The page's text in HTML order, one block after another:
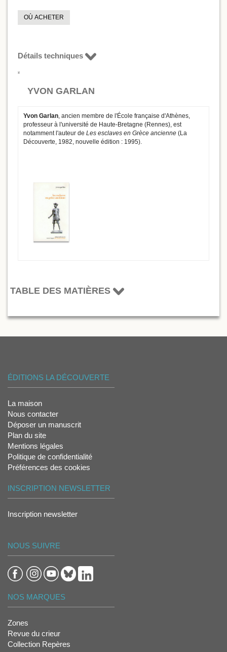
OÙ ACHETER
Détails techniques
YVON GARLAN
Yvon Garlan, ancien membre de l'École française d'Athènes,
professeur à l'université de Haute-Bretagne (Rennes), est
notamment l'auteur de Les esclaves en Grèce ancienne (La
Découverte, 1982, nouvelle édition : 1995).
TABLE DES MATIÈRES
ÉDITIONS LA DÉCOUVERTE
La maison
Nous contacter
Déposer un manuscrit
Plan du site
Mentions légales
Politique de confidentialité
Préférences des cookies
INSCRIPTION NEWSLETTER
Inscription newsletter
NOUS SUIVRE
NOS MARQUES
Zones
Revue du crieur
Collection Repères